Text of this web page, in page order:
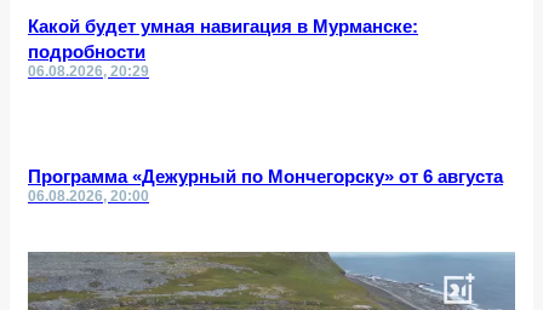
Какой будет умная навигация в Мурманске:
подробности
06.08.2026, 20:29
Программа «Дежурный по Мончегорску» от 6 августа
06.08.2026, 20:00